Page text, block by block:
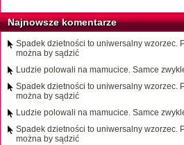
Najnowsze komentarze
Spadek dzietności to uniwersalny wzorzec.
można by sądzić
Ludzie polowali na mamucice. Samce
Spadek dzietności to uniwersalny wzorzec.
można by sądzić
Ludzie polowali na mamucice. Samce
Spadek dzietności to uniwersalny wzorzec.
można by sądzić